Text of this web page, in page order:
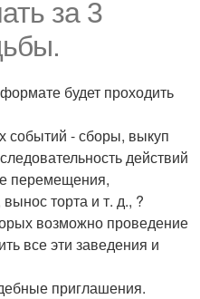
за 3
будет проходить
событий - сборы, выкуп
действий
перемещения,
торта и т. д., ?
возможно проведение
все эти заведения и
приглашения.